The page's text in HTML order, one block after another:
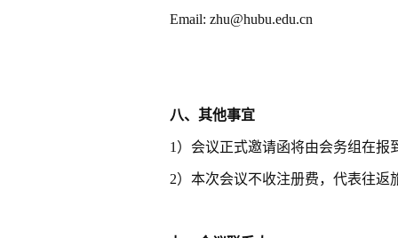
Email: zhu@hubu.edu.cn
八、其他事宜
1）会议正式邀请函将由会务组在
2）本次会议不收注册费，代表往返